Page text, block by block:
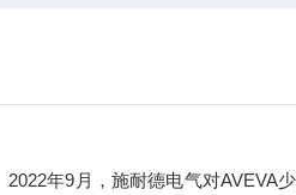
年9月，施耐德电气对AVEVA